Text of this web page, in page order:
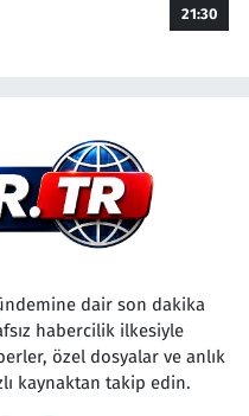
21:30
dair son dakika
habercilik ilkesiyle
özel dosyalar ve anlık
kaynaktan takip edin.